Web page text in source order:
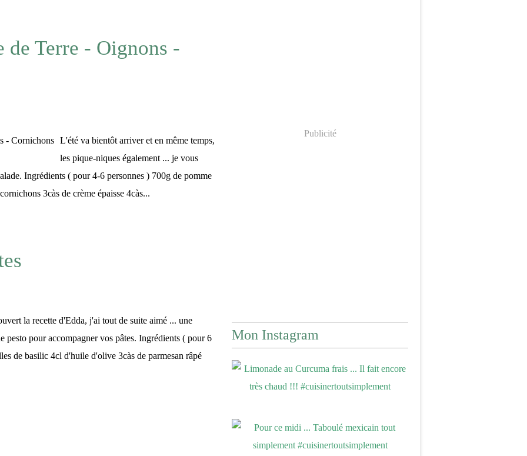
de Terre - Oignons -
L'été va bientôt arriver et en même temps,
les pique-niques également ... je vous
Ingrédients ( pour 4-6 personnes ) 700g de pomme
3càs de crème épaisse 4càs...
la recette d'Edda, j'ai tout de suite aimé ... une
pesto pour accompagner vos pâtes. Ingrédients ( pour 6
de basilic 4cl d'huile d'olive 3càs de parmesan râpé
Publicité
Mon Instagram